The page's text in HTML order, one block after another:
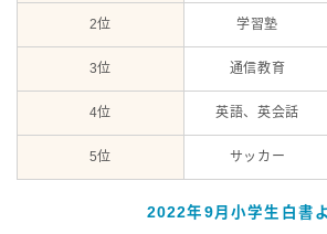
2位 学習塾
3位 通信教育
4位 英語、英会話
5位 サッカー
2022年9月小学生白書